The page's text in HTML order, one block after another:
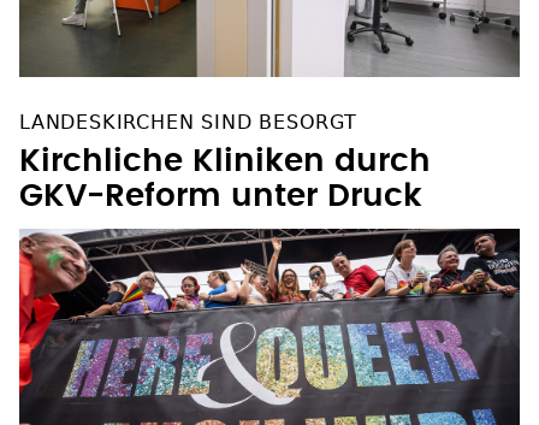
LANDESKIRCHEN SIND BESORGT
Kirchliche Kliniken durch
GKV-Reform unter Druck